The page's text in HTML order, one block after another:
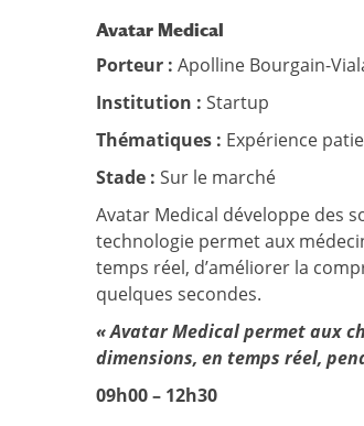
Avatar Medical
Porteur : Apolline Bourgain-
Institution : Startup
Thématiques : Expérience
Stade : Sur le marché
Avatar Medical développe des
technologie permet aux
temps réel, d’améliorer la
quelques secondes.
« Avatar Medical permet aux
dimensions, en temps réel,
09h00 – 12h30